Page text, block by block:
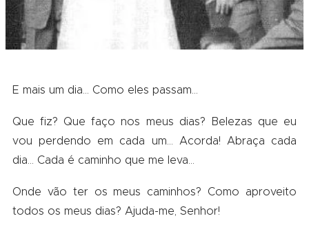
E mais um dia… Como eles passam…
Que fiz? Que faço nos meus dias? Belezas que eu
vou perdendo em cada um… Acorda! Abraça cada
dia… Cada é caminho que me leva…
Onde vão ter os meus caminhos? Como aproveito
todos os meus dias? Ajuda-me, Senhor!